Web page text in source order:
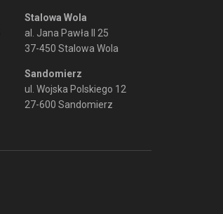
Stalowa Wola
al. Jana Pawła II 25
37-450 Stalowa Wola
Sandomierz
ul. Wojska Polskiego 12
27-600 Sandomierz